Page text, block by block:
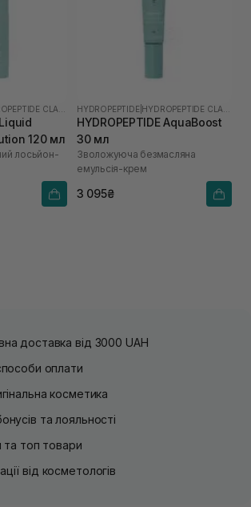
120 мл
лосьйон-
HYDROPEPTIDE
HYDROPEPTIDE AquaBoost
30 мл
Зволожуюча безмасляна
емульсія-крем
3 095₴
доставка від 3000 UAH
оплати
косметика
та лояльності
та топ товари
від косметологів